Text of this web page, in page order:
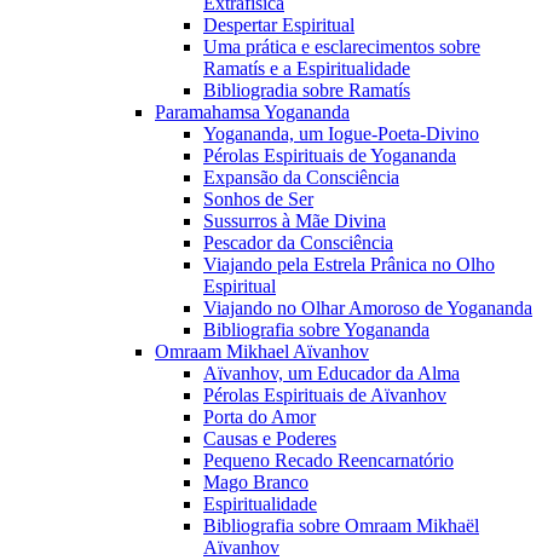
Despertar Espiritual
Uma prática e esclarecimentos sobre
Ramatís e a Espiritualidade
Bibliogradia sobre Ramatís
Paramahamsa Yogananda
Yogananda, um Iogue-Poeta-Divino
Pérolas Espirituais de Yogananda
Expansão da Consciência
Sonhos de Ser
Sussurros à Mãe Divina
Pescador da Consciência
Viajando pela Estrela Prânica no Olho
Espiritual
Viajando no Olhar Amoroso de Yogananda
Bibliografia sobre Yogananda
Omraam Mikhael Aïvanhov
Aïvanhov, um Educador da Alma
Pérolas Espirituais de Aïvanhov
Porta do Amor
Causas e Poderes
Pequeno Recado Reencarnatório
Mago Branco
Espiritualidade
Bibliografia sobre Omraam Mikhaël
Aïvanhov